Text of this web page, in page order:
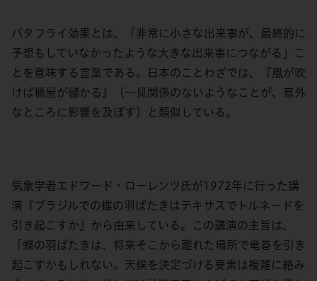
バタフライ効果とは、「非常に小さな出来事が、最終的に
予想もしていなかったような大きな出来事につながる」こ
とを意味する言葉である。日本のことわざでは、『風が吹
けば桶屋が儲かる』（一見関係のないようなことが、意外
なところに影響を及ぼす）と類似している。
気象学者エドワード・ローレンツ氏が1972年に行った講
演『ブラジルでの蝶の羽ばたきはテキサスでトルネードを
引き起こすか』から由来している。この講演の主旨は、
「蝶の羽ばたきは、将来そこから離れた場所で竜巻を引き
起こすかもしれない。天候を決定づける要素は複雑に絡み